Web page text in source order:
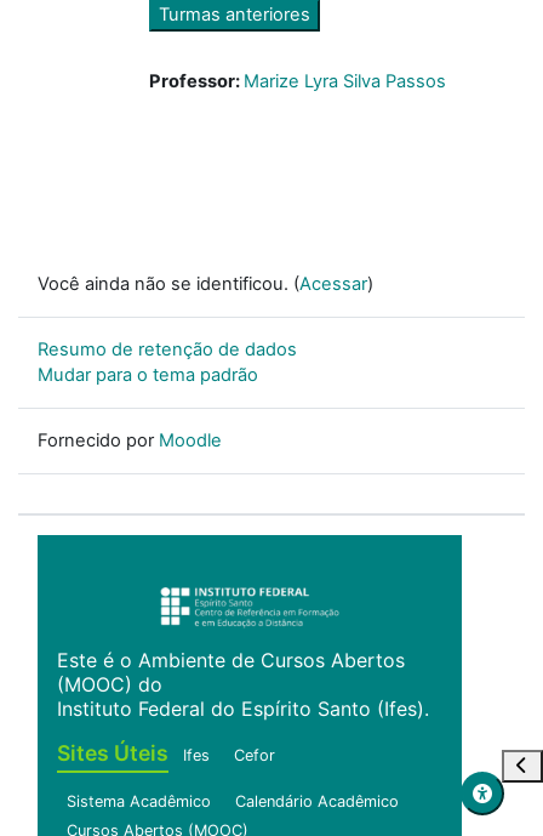
Turmas anteriores
Professor: Marize Lyra Silva Passos
Você ainda não se identificou. (Acessar)
Resumo de retenção de dados
Mudar para o tema padrão
Fornecido por Moodle
Este é o Ambiente de Cursos Abertos
(MOOC) do
Instituto Federal do Espírito Santo (Ifes).
Sites Úteis Ifes Cefor
Sistema Acadêmico
Calendário Acadêmico
Cursos Abertos (MOOC)